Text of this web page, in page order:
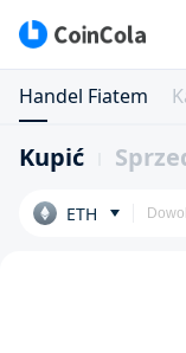
Handel Fiatem
Kupić
ETH